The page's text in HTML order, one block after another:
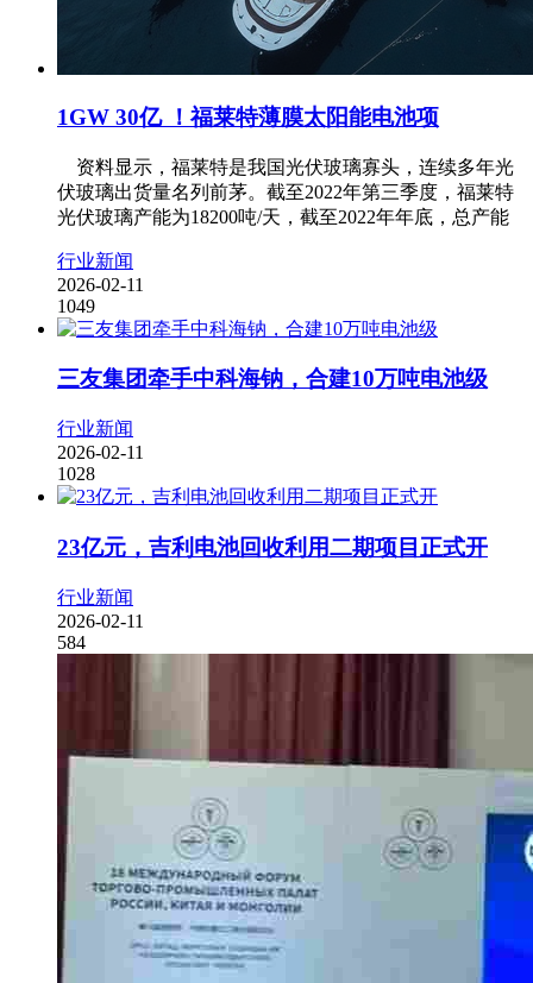
1GW 30亿 ！福莱特薄膜太阳能电池项
资料显示，福莱特是我国光伏玻璃寡头，连续多年光
伏玻璃出货量名列前茅。截至2022年第三季度，福莱特
光伏玻璃产能为18200吨/天，截至2022年年底，总产能
行业新闻
2026-02-11
1049
三友集团牵手中科海钠，合建10万吨电池级
行业新闻
2026-02-11
1028
23亿元，吉利电池回收利用二期项目正式开
行业新闻
2026-02-11
584